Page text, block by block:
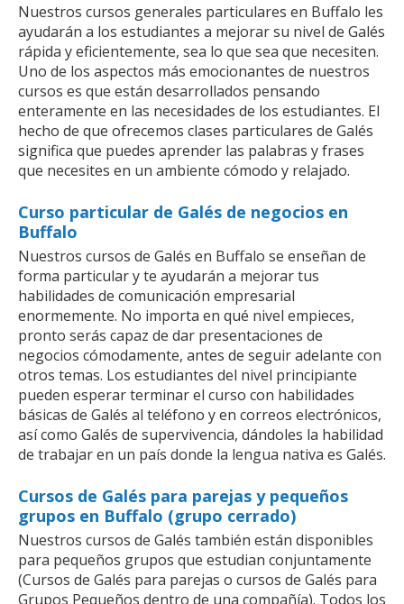
Nuestros cursos generales particulares en Buffalo les
ayudarán a los estudiantes a mejorar su nivel de Galés
rápida y eficientemente, sea lo que sea que necesiten.
Uno de los aspectos más emocionantes de nuestros
cursos es que están desarrollados pensando
enteramente en las necesidades de los estudiantes. El
hecho de que ofrecemos clases particulares de Galés
significa que puedes aprender las palabras y frases
que necesites en un ambiente cómodo y relajado.
Curso particular de Galés de negocios en
Buffalo
Nuestros cursos de Galés en Buffalo se enseñan de
forma particular y te ayudarán a mejorar tus
habilidades de comunicación empresarial
enormemente. No importa en qué nivel empieces,
pronto serás capaz de dar presentaciones de
negocios cómodamente, antes de seguir adelante con
otros temas. Los estudiantes del nivel principiante
pueden esperar terminar el curso con habilidades
básicas de Galés al teléfono y en correos electrónicos,
así como Galés de supervivencia, dándoles la habilidad
de trabajar en un país donde la lengua nativa es Galés.
Cursos de Galés para parejas y pequeños
grupos en Buffalo (grupo cerrado)
Nuestros cursos de Galés también están disponibles
para pequeños grupos que estudian conjuntamente
(Cursos de Galés para parejas o cursos de Galés para
Grupos Pequeños dentro de una compañía). Todos los